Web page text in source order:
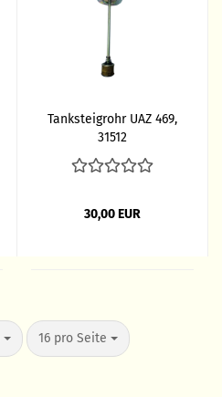
Tanksteigrohr UAZ 469,
31512
30,00 EUR
16 pro Seite
pro Seite